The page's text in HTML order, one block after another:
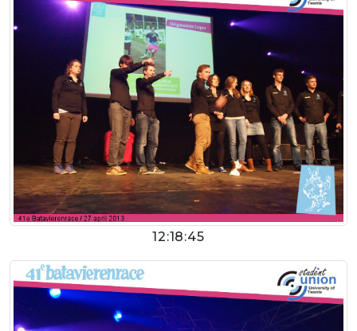
12:18:45